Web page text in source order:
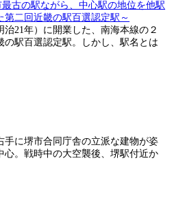
古の駅ながら、中心駅の地位を他駅
二回近畿の駅百選認定駅～
21年）に開業した、南海本線の２
の駅百選認定駅。しかし、駅名とは
手に堺市合同庁舎の立派な建物が姿
心。戦時中の大空襲後、堺駅付近か